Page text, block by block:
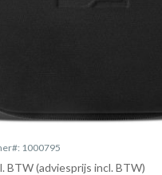
1000795
BTW (adviesprijs incl. BTW)